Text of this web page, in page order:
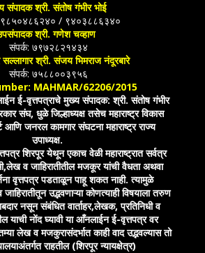
संपादक श्री. संतोष गंभीर भोई
९८५०४८६२४० / ९४०३८८६३४०
श्री. गणेश चव्हाण
संपर्क: ७९७२८२१४३४
श्री. संजय भिमराज नंदूरबारे
संपर्क: ७५८८००३९५६
MAHMAR/62206/2015
ई-वृत्तपत्राचे मुख्य संपादक: श्री. संतोष गंभीर
संघ, धुळे जिल्हाध्यक्ष तसेच महाराष्ट्र विकास
आणि जनरल कामगार संघटना महाराष्ट्र राज्य
उपाध्यक्ष.
शिरपूर येथून एकाच वेळी महाराष्ट्रात सर्वत्र
व जाहिरातीतील मजकूर यांची वैधता अथवा
वृत्तपत्र पडताळून पाहू शकत नाही. त्यामुळे
उद्भवणाऱ्या कोणत्याही विषयाला तरुण
नसून संबंधित वार्ताहर,लेखक, प्रतिनिधी व
याची नोंद घ्यावी या आँनलाईन ई-वृत्तपत्र वर
लेख व मजकुरासंदर्भात काही वाद उद्भवल्यास तो
राहतील (शिरपूर न्यायक्षेत्र)